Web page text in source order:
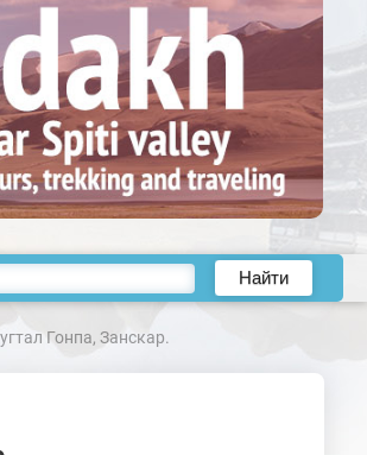
Найти
Гонпа, Занскар.